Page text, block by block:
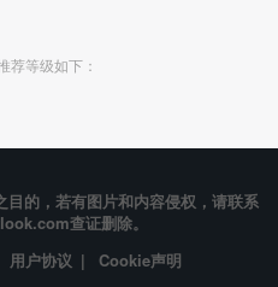
荐等级如下：
的，若有图片和内容侵权，请联系
查证删除。
用户协议 | Cookie声明